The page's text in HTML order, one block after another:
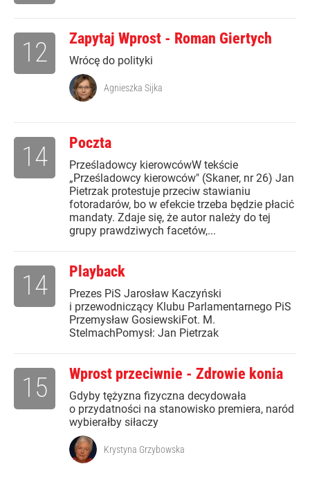
Zapytaj Wprost - Roman Giertych
Wrócę do polityki
12
Agnieszka Sijka
Poczta
Prześladowcy kierowcówW tekście
„Prześladowcy kierowców" (Skaner, nr 26) Jan
Pietrzak protestuje przeciw stawianiu
fotoradarów, bo w efekcie trzeba będzie płacić
mandaty. Zdaje się, że autor należy do tej
grupy prawdziwych facetów,...
14
Playback
Prezes PiS Jarosław Kaczyński
i przewodniczący Klubu Parlamentarnego PiS
Przemysław GosiewskiFot. M.
StelmachPomysł: Jan Pietrzak
14
Wprost przeciwnie - Zdrowie konia
Gdyby tężyzna fizyczna decydowała
o przydatności na stanowisko premiera, naród
wybierałby siłaczy
15
Krystyna Grzybowska